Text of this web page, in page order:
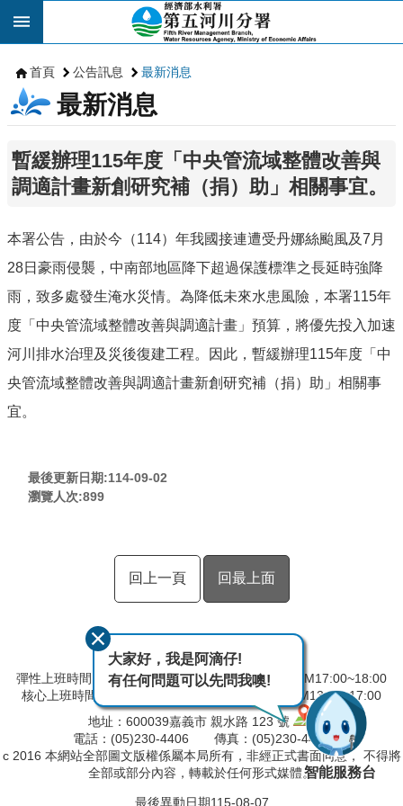
跳到主要內容區塊
首頁 公告訊息 最新消息
最新消息
暫緩辦理115年度「中央管流域整體改善與
調適計畫新創研究補（捐）助」相關事宜。
本署公告，由於今（114）年我國接連遭受丹娜絲颱風及7月
28日豪雨侵襲，中南部地區降下超過保護標準之長延時強降
雨，致多處發生淹水災情。為降低未來水患風險，本署115年
度「中央管流域整體改善與調適計畫」預算，將優先投入加速
河川排水治理及災後復建工程。因此，暫緩辦理115年度「中
央管流域整體改善與調適計畫新創研究補（捐）助」相關事
宜。
最後更新日期:114-09-02
瀏覽人次:899
回上一頁 回最上面
彈性上班時間：AM08:00~09:00 彈性下班時間：PM17:00~18:00
核心上班時間：星期一 ~ 星期五 AM9:00~12:30 PM13:30~17:00
地址：600039嘉義市 親水路 123 號
電話：(05)230-4406 傳真：(05)230-4421
c 2016 本網站全部圖文版權係屬本局所有，非經正式書面同意， 不得將
全部或部分內容，轉載於任何形式媒體。
最後異動日期115-08-07
大家好，我是阿滴仔!
有任何問題可以先問我噢!
智能服務台